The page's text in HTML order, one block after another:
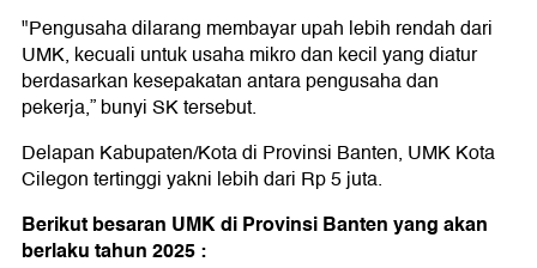
"Pengusaha dilarang membayar upah lebih rendah dari
UMK, kecuali untuk usaha mikro dan kecil yang diatur
berdasarkan kesepakatan antara pengusaha dan
pekerja,” bunyi SK tersebut.
Delapan Kabupaten/Kota di Provinsi Banten, UMK Kota
Cilegon tertinggi yakni lebih dari Rp 5 juta.
Berikut besaran UMK di Provinsi Banten yang akan
berlaku tahun 2025 :